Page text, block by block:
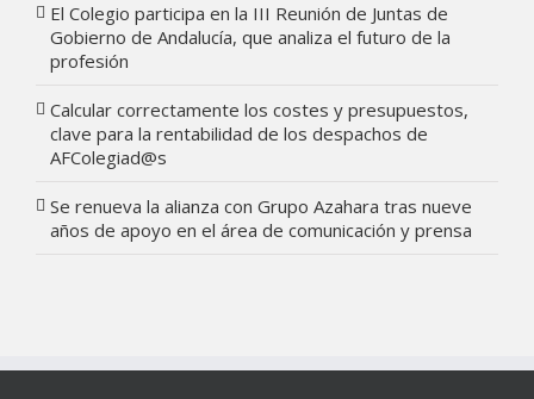
El Colegio participa en la III Reunión de Juntas de
Gobierno de Andalucía, que analiza el futuro de la
profesión
Calcular correctamente los costes y presupuestos,
clave para la rentabilidad de los despachos de
AFColegiad@s
Se renueva la alianza con Grupo Azahara tras nueve
años de apoyo en el área de comunicación y prensa